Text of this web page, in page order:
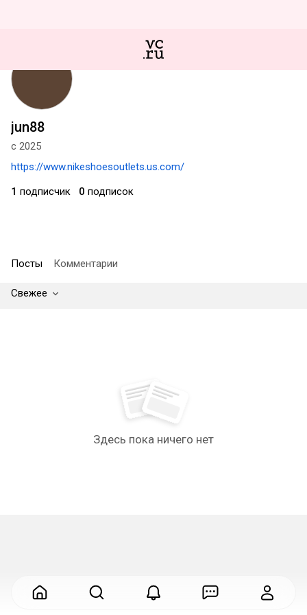
jun88
с 2025
https://www.nikeshoesoutlets.us.com/
1 подписчик 0 подписок
Посты Комментарии
Свежее
Здесь пока ничего нет